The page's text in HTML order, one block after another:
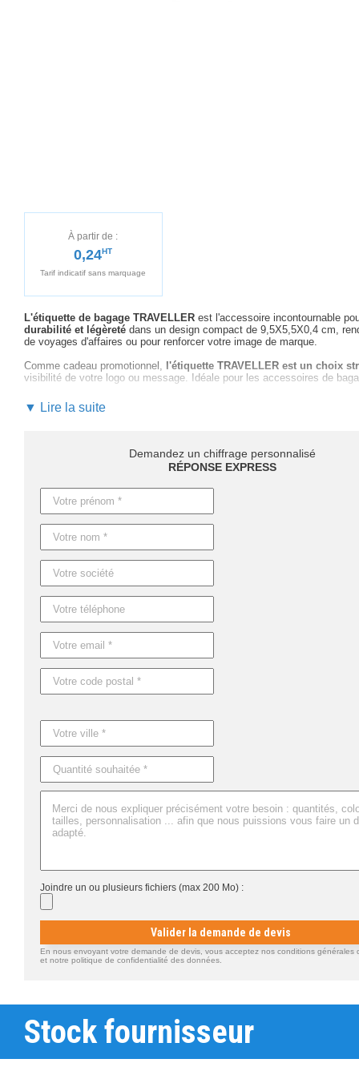
À partir de :
0,24HT
Tarif indicatif sans marquage
L'étiquette de bagage TRAVELLER est l'accessoire incontournable
durabilité et légèreté dans un design compact de 9,5X5,5X0,4 cm,
de voyages d'affaires ou pour renforcer votre image de marque.
Comme cadeau promotionnel, l'étiquette TRAVELLER est un choix
visibilité de votre logo ou message. Idéale pour les accessoires de
Optez pour la personnalisation de cet accessoire et bénéficiez du
Les délais de livraison peuvent varier en fonction de la quantité :
personnalisation. Pour toute urgence, nous proposons une
N'attendez plus pour
majeur de votre stratégie publicitaire.
Caractéristiques du produit :
Référence : MO8718
Nom : TRAVELLER
Dimensions : 9,5X5,5X0,4 CM
▼ Lire la suite
Demandez un chiffrage personnalisé
RÉPONSE EXPRESS
Joindre un ou plusieurs fichiers (max 200 Mo) :
Valider la demande de devis
En nous envoyant votre demande de devis, vous acceptez nos conditions générales
et notre politique de confidentialité des données.
Stock fournisseur